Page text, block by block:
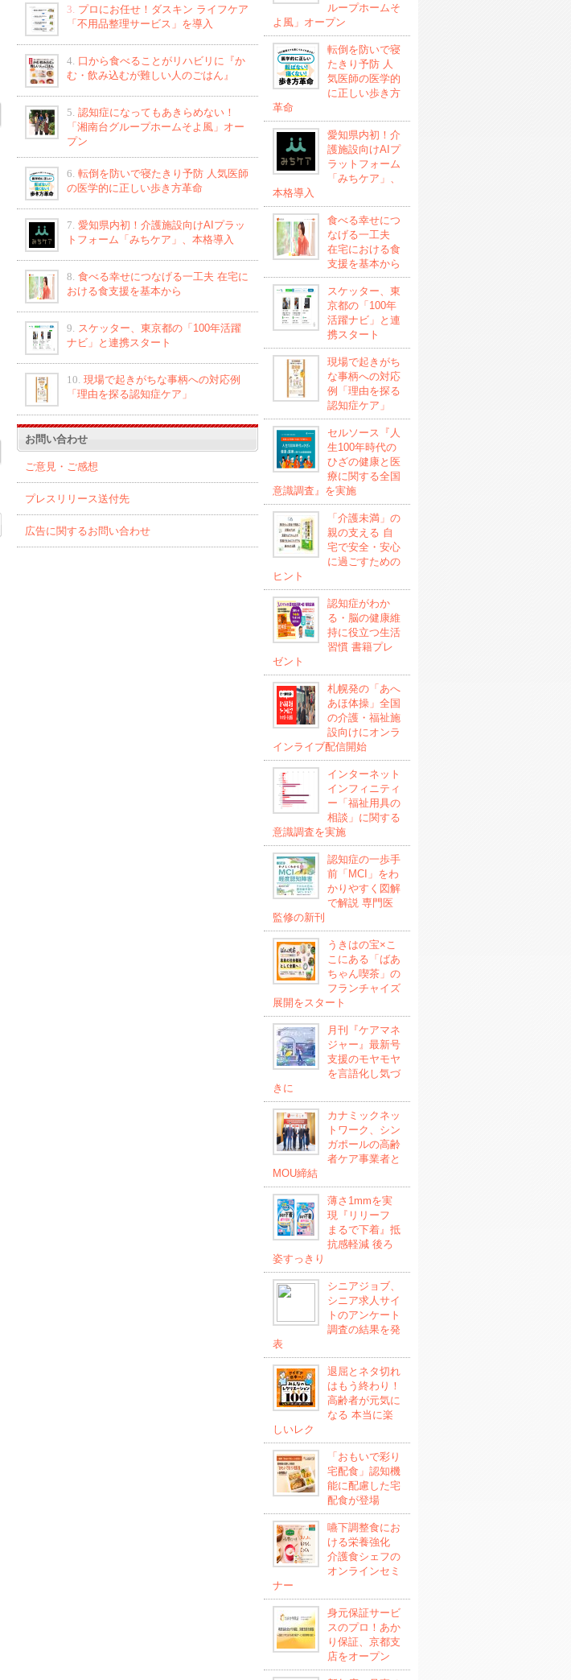
3. プロにお任せ！ダスキン ライフケア
「不用品整理サービス」を導入
4. 口から食べることがリハビリに『か
む・飲み込むが難しい人のごはん』
5. 認知症になってもあきらめない！
「湘南台グループホームそよ風」オー
プン
6. 転倒を防いで寝たきり予防 人気医師
の医学的に正しい歩き方革命
7. 愛知県内初！介護施設向けAIプラッ
トフォーム「みちケア」、本格導入
8. 食べる幸せにつなげる一工夫 在宅に
おける食支援を基本から
9.
スケッター、東京都の「100年活躍
ナビ」と連携スタート
10. 現場で起きがちな事柄への対応例
「理由を探る認知症ケア」
お問い合わせ
ご意見・ご感想
プレスリリース送付先
広告に関するお問い合わせ
ループホームそ
よ風」オープン
転倒を防いで寝
たきり予防 人
気医師の医学的
に正しい歩き方
革命
愛知県内初！介
護施設向けAIプ
ラットフォーム
「みちケア」、
本格導入
食べる幸せにつ
なげる一工夫
在宅における食
支援を基本から
スケッター、東
京都の「100年
活躍ナビ」と連
携スタート
現場で起きがち
な事柄への対応
例「理由を探る
認知症ケア」
セルソース『人
生100年時代の
ひざの健康と医
療に関する全国
意識調査』を実施
「介護未満」の
親の支える 自
宅で安全・安心
に過ごすための
ヒント
認知症がわか
る・脳の健康維
持に役立つ生活
習慣 書籍プレ
ゼント
札幌発の「あへ
あほ体操」全国
の介護・福祉施
設向けにオンラ
インライブ配信開始
インターネット
インフィニティ
ー「福祉用具の
相談」に関する
意識調査を実施
認知症の一歩手
前「MCI」をわ
かりやすく図解
で解説 専門医
監修の新刊
うきはの宝×こ
こにある「ばあ
ちゃん喫茶」の
フランチャイズ
展開をスタート
月刊『ケアマネ
ジャー』最新号
支援のモヤモヤ
を言語化し気づ
きに
カナミックネッ
トワーク、シン
ガポールの高齢
者ケア事業者と
MOU締結
薄さ1mmを実
現『リリーフ
まるで下着』抵
抗感軽減 後ろ
姿すっきり
シニアジョブ、
シニア求人サイ
トのアンケート
調査の結果を発
表
退屈とネタ切れ
はもう終わり！
高齢者が元気に
なる 本当に楽
しいレク
「おもいで彩り
宅配食」認知機
能に配慮した宅
配食が登場
嚥下調整食にお
ける栄養強化
介護食シェフの
オンラインセミ
ナー
身元保証サービ
スのプロ！あか
り保証、京都支
店をオープン